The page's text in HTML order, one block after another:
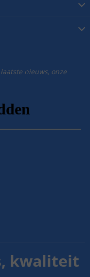
nieuws, onze
kwaliteit